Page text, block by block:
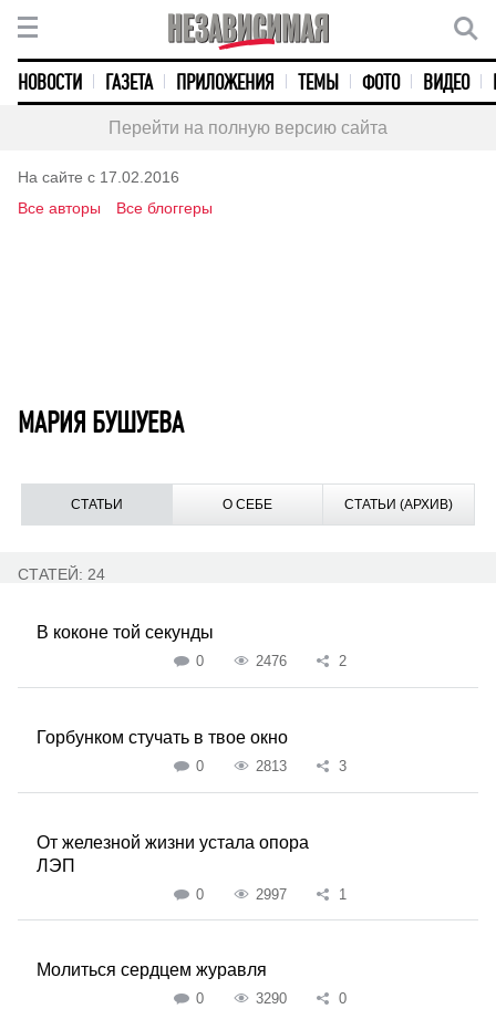
НОВОСТИ ГАЗЕТА ПРИЛОЖЕНИЯ ТЕМЫ ФОТО ВИДЕО
Перейти на полную версию сайта
На сайте с 17.02.2016
Все авторы
Все блоггеры
МАРИЯ БУШУЕВА
СТАТЬИ О СЕБЕ СТАТЬИ (АРХИВ)
СТАТЕЙ: 24
В коконе той секунды
0 2476 2
Горбунком стучать в твое окно
0 2813 3
От железной жизни устала опора
ЛЭП
0 2997 1
Молиться сердцем журавля
0 3290 0